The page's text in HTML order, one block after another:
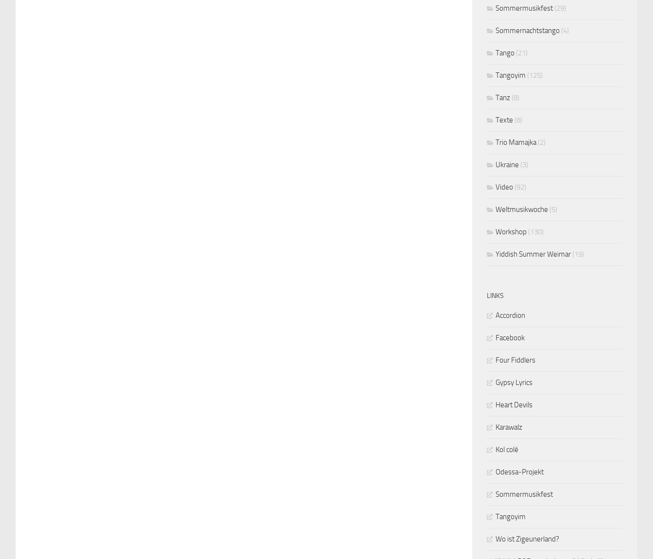
Sommermusikfest (29)
Sommernachtstango (4)
Tango (21)
Tangoyim (125)
Tanz (8)
Texte (8)
Trio Mamajka (2)
Ukraine (3)
Video (92)
Weltmusikwoche (5)
Workshop (130)
Yiddish Summer Weimar (19)
LINKS
Accordion
Facebook
Four Fiddlers
Gypsy Lyrics
Heart Devils
Karawalz
Kol colé
Odessa-Projekt
Sommermusikfest
Tangoyim
Wo ist Zigeunerland?